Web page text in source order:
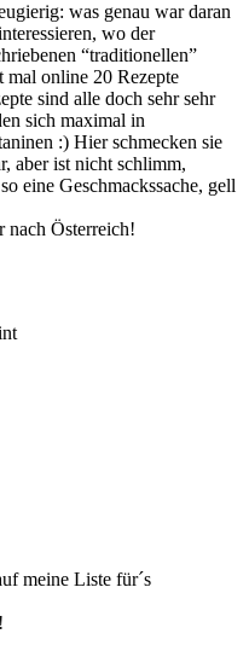
was genau war daran
wo der
“traditionellen”
mal online 20 Rezepte
sind alle doch sehr sehr
sich maximal in
:) Hier schmecken sie
aber ist nicht schlimm,
eine Geschmackssache, gell
Österreich!
meine Liste für´s